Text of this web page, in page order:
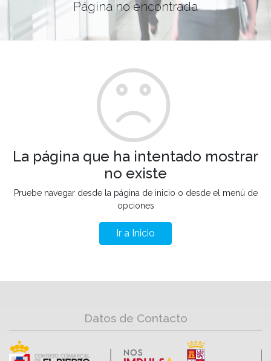
Página no encontrada
La página que ha intentado mostrar
no existe
Pruebe navegar desde la página de inicio o desde el menú de
opciones
Ir a Inicio
Datos de Contacto